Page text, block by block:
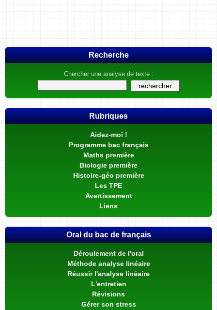
Recherche
Chercher une analyse de texte :
Rubriques
Aidez-moi !
Programme bac français
Maths première
Biologie première
Histoire-géo première
Les TPE
Avertissement
Liens
Oral du bac de français
Déroulement de l'oral
Méthode analyse linéaire
Réussir l'analyse linéaire
L'entretien
Révisions
Gérer son stress